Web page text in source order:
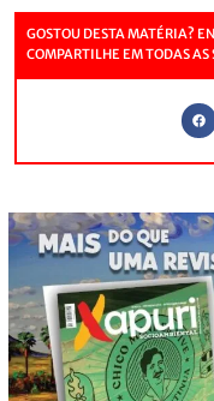
GOSTOU DESTA MATÉRIA?
COMPARTILHE EM TODAS AS